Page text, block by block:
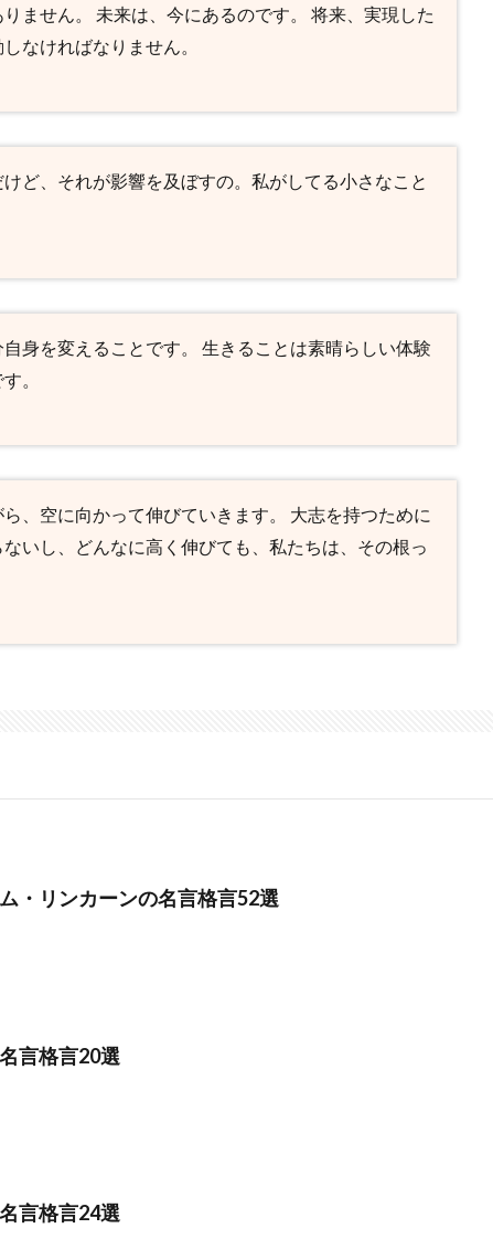
ません。 未来は、今にあるのです。 将来、実現した
なければなりません。
ど、それが影響を及ぼすの。私がしてる小さなこと
身を変えることです。 生きることは素晴らしい体験
。
、空に向かって伸びていきます。 大志を持つために
いし、どんなに高く伸びても、私たちは、その根っ
・リンカーンの名言格言52選
言格言20選
言格言24選